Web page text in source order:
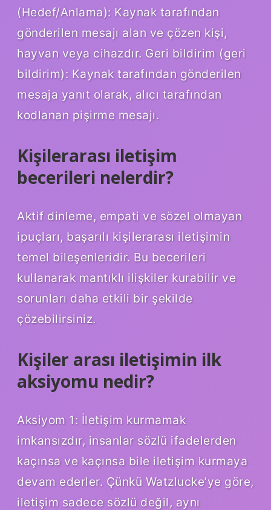
(Hedef/Anlama): Kaynak tarafından
gönderilen mesajı alan ve çözen kişi,
hayvan veya cihazdır. Geri bildirim (geri
bildirim): Kaynak tarafından gönderilen
mesaja yanıt olarak, alıcı tarafından
kodlanan pişirme mesajı.
Kişilerarası iletişim
becerileri nelerdir?
Aktif dinleme, empati ve sözel olmayan
ipuçları, başarılı kişilerarası iletişimin
temel bileşenleridir. Bu becerileri
kullanarak mantıklı ilişkiler kurabilir ve
sorunları daha etkili bir şekilde
çözebilirsiniz.
Kişiler arası iletişimin ilk
aksiyomu nedir?
Aksiyom 1: İletişim kurmamak
imkansızdır, insanlar sözlü ifadelerden
kaçınsa ve kaçınsa bile iletişim kurmaya
devam ederler. Çünkü Watzlucke’ye göre,
iletişim sadece sözlü değil, aynı